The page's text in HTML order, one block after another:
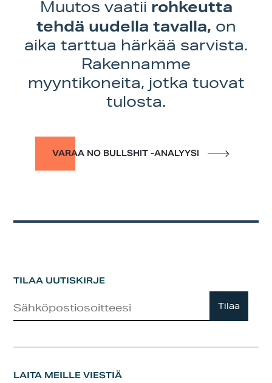
Muutos vaatii rohkeutta
tehdä uudella tavalla, on
aika tarttua härkää sarvista.
Rakennamme
myyntikoneita, jotka tuovat
tulosta.
VARAA NO BULLSHIT -ANALYYSI
TILAA UUTISKIRJE
Tilaa
LAITA MEILLE VIESTIÄ